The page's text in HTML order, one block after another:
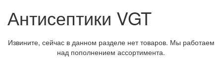
Антисептики VGT
Извините, сейчас в данном разделе нет товаров. Мы работаем
над пополнением ассортимента.